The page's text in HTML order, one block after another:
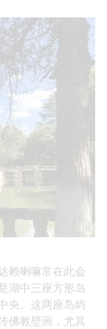
赖喇嘛常在此会
湖中三座方形岛
央。这两座岛屿
佛教壁画，尤其